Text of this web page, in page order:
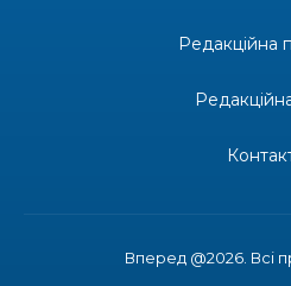
«Дві музи» у Рівному:
епідеміолог, зоолог
Вперед @2026. Всі
Редакційна